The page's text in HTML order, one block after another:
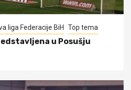
liga Federacije BiH Top tema
u Posušju